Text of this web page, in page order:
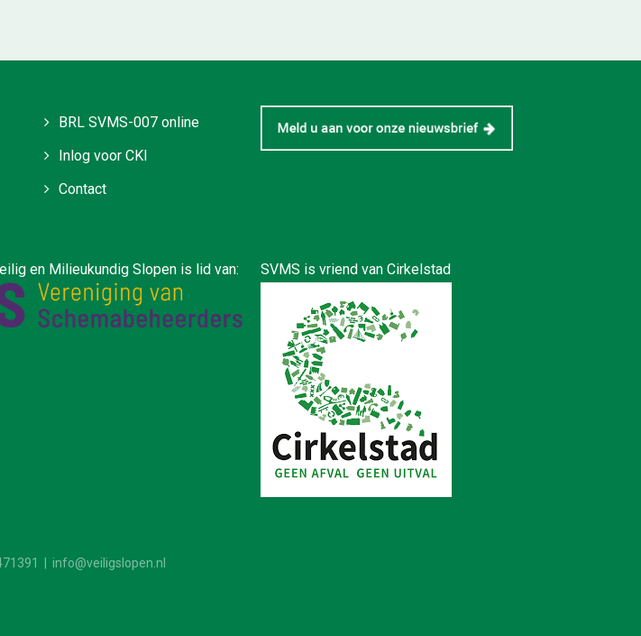
BRL SVMS-007 online
Inlog voor CKI
Contact
is lid van: SVMS is vriend van Cirkelstad
| info@veiligslopen.nl